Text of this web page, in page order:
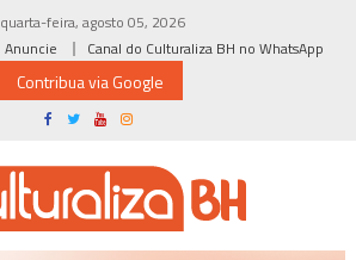
quarta-feira, agosto 05, 2026
Anuncie Canal do Culturaliza BH no WhatsApp
Contribua via Google